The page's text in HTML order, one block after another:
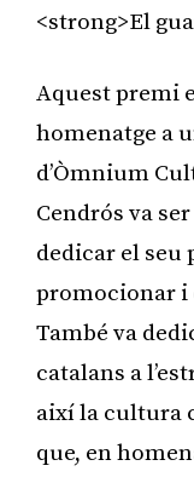
<strong>El
Aquest premi
homenatge a
d’Òmnium
Cendrós va
dedicar el
promocionar i
També va
catalans a
així la cultura
que, en